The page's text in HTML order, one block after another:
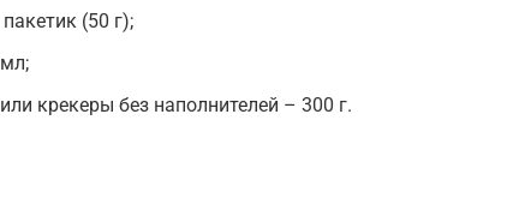
(50 г);
крекеры без наполнителей – 300 г.